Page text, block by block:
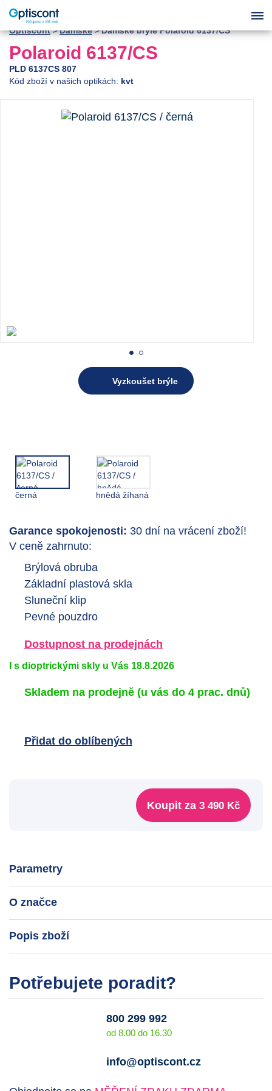
Optiscont Dámské Dámské brýle Polaroid 6137/CS
Polaroid 6137/CS
PLD 6137CS 807
Kód zboží v našich optikách: kvt
Vyzkoušet brýle
černá hnědá žíhaná
Garance spokojenosti: 30 dní na vrácení zboží!
V ceně zahrnuto:
Brýlová obruba
Základní plastová skla
Sluneční klip
Pevné pouzdro
Dostupnost na prodejnách
I s dioptrickými skly u Vás 18.8.2026
Skladem na prodejně (u vás do 4 prac. dnů)
Přidat do oblíbených
Koupit za 3 490 Kč
Parametry
O značce
Popis zboží
Potřebujete poradit?
800 299 992
od 8.00 do 16.30
info@optiscont.cz